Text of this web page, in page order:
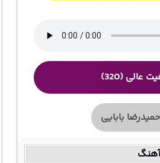
عالی (320)
بابایی